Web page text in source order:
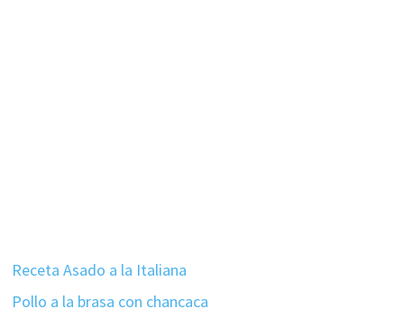
Receta Asado a la Italiana
Pollo a la brasa con chancaca